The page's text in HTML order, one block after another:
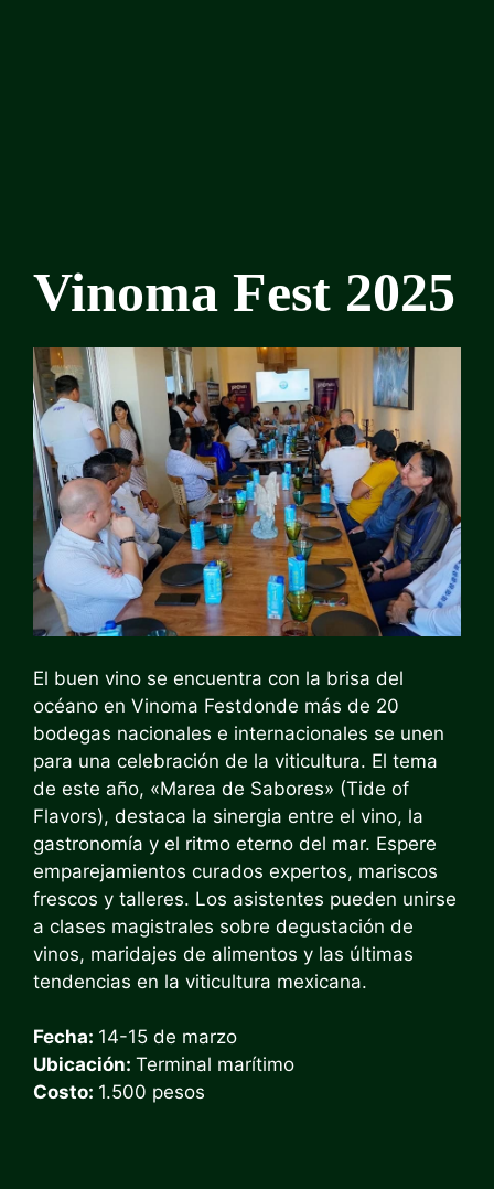
Vinoma Fest 2025
El buen vino se encuentra con la brisa del
océano en Vinoma Festdonde más de 20
bodegas nacionales e internacionales se unen
para una celebración de la viticultura. El tema
de este año, «Marea de Sabores» (Tide of
Flavors), destaca la sinergia entre el vino, la
gastronomía y el ritmo eterno del mar. Espere
emparejamientos curados expertos, mariscos
frescos y talleres. Los asistentes pueden unirse
a clases magistrales sobre degustación de
vinos, maridajes de alimentos y las últimas
tendencias en la viticultura mexicana.
Fecha: 14-15 de marzo
Ubicación: Terminal marítimo
Costo: 1.500 pesos